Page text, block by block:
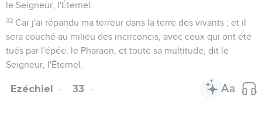
le Seigneur, l'Éternel.
32 Car j'ai répandu ma terreur dans la terre des vivants ; et il
sera couché au milieu des incirconcis, avec ceux qui ont été
tués par l'épée, le Pharaon, et toute sa multitude, dit le
Seigneur, l'Éternel.
Ezéchiel 33